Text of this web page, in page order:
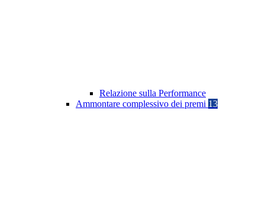
Relazione sulla Performance
Ammontare complessivo dei premi 13